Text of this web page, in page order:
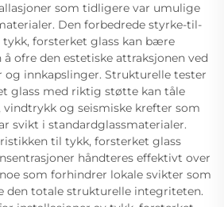
som tidligere var umulige
Den forbedrede styrke-til-
forsterket glass kan bære
ofre den estetiske attraksjonen ved
og innkapslinger. Strukturelle tester
glass med riktig støtte kan tåle
og seismiske krefter som
svikt i standardglassmaterialer.
til tykk, forsterket glass
håndteres effektivt over
som forhindrer lokale svikter som
den totale strukturelle integriteten.